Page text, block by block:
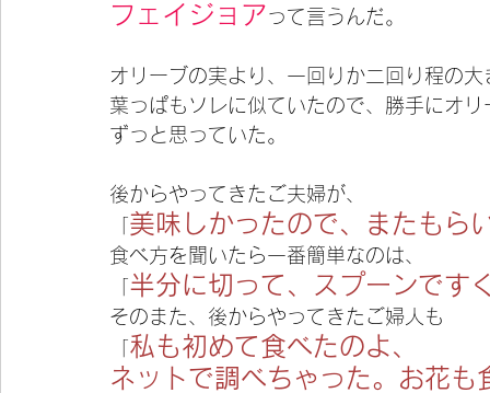
フェイジョアって言うんだ。
オリーブの実より、一回りか二回り程の大
葉っぱもソレに似ていたので、勝手にオ
ずっと思っていた。
後からやってきたご夫婦が、
美味しかったので、またもら
食べ方を聞いたら一番簡単なのは、
半分に切って、スプーンです
そのまた、後からやってきたご婦人も
私も初めて食べたのよ、
ネットで調べちゃった。お花も